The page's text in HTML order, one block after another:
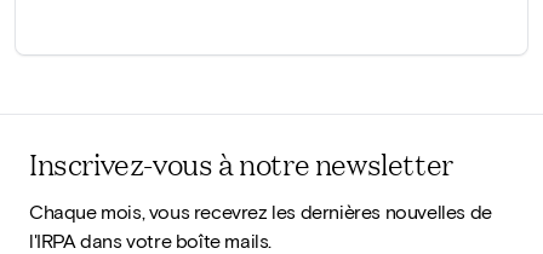
Inscrivez-vous à notre newsletter
Chaque mois, vous recevrez les dernières nouvelles de
l'IRPA dans votre boîte mails.